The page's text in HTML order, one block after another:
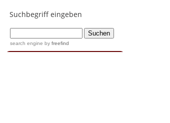
Suchbegriff eingeben
search engine by freefind